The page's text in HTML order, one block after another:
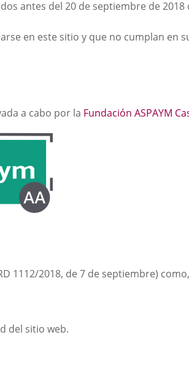
antes del 20 de septiembre de 2018
en este sitio y que no cumplan en
a cabo por la Fundación ASPAYM
1112/2018, de 7 de septiembre)
del sitio web.